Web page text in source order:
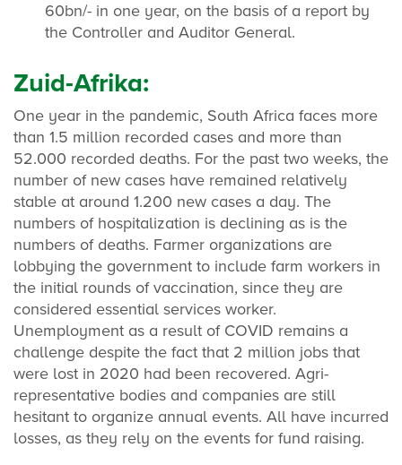
60bn/- in one year, on the basis of a report by
the Controller and Auditor General.
Zuid-Afrika:
One year in the pandemic, South Africa faces more
than 1.5 million recorded cases and more than
52.000 recorded deaths. For the past two weeks, the
number of new cases have remained relatively
stable at around 1.200 new cases a day. The
numbers of hospitalization is declining as is the
numbers of deaths. Farmer organizations are
lobbying the government to include farm workers in
the initial rounds of vaccination, since they are
considered essential services worker.
Unemployment as a result of COVID remains a
challenge despite the fact that 2 million jobs that
were lost in 2020 had been recovered. Agri-
representative bodies and companies are still
hesitant to organize annual events. All have incurred
losses, as they rely on the events for fund raising.